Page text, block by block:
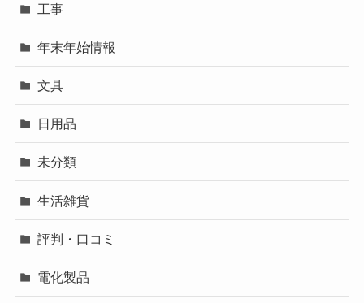
工事
年末年始情報
文具
日用品
未分類
生活雑貨
評判・口コミ
電化製品